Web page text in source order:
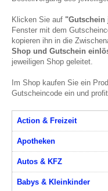
Klicken Sie auf "Gutschein
Fenster mit dem
kopieren ihn in die
Shop und Gutschein
jeweiligen Shop geleitet.
Im Shop kaufen Sie ein
Gutscheincode ein und
Action & Freizeit
Apotheken
Autos & KFZ
Babys & Kleinkinder